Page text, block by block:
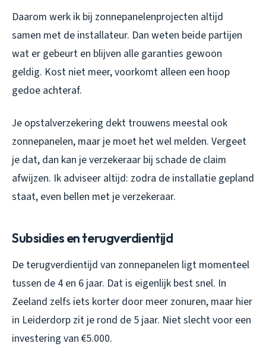
Daarom werk ik bij zonnepanelenprojecten altijd
samen met de installateur. Dan weten beide partijen
wat er gebeurt en blijven alle garanties gewoon
geldig. Kost niet meer, voorkomt alleen een hoop
gedoe achteraf.
Je opstalverzekering dekt trouwens meestal ook
zonnepanelen, maar je moet het wel melden. Vergeet
je dat, dan kan je verzekeraar bij schade de claim
afwijzen. Ik adviseer altijd: zodra de installatie gepland
staat, even bellen met je verzekeraar.
Subsidies en terugverdientijd
De terugverdientijd van zonnepanelen ligt momenteel
tussen de 4 en 6 jaar. Dat is eigenlijk best snel. In
Zeeland zelfs iets korter door meer zonuren, maar hier
in Leiderdorp zit je rond de 5 jaar. Niet slecht voor een
investering van €5.000.